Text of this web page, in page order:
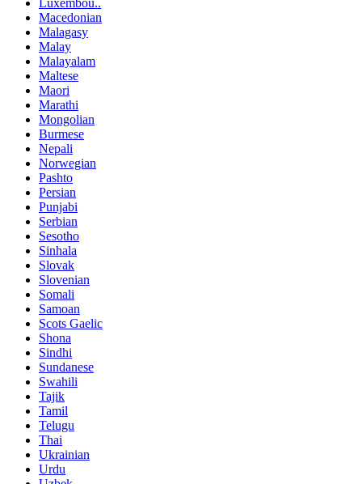
Macedonian
Malagasy
Malay
Malayalam
Maltese
Maori
Marathi
Mongolian
Burmese
Nepali
Norwegian
Pashto
Persian
Punjabi
Serbian
Sesotho
Sinhala
Slovak
Slovenian
Somali
Samoan
Scots Gaelic
Shona
Sindhi
Sundanese
Swahili
Tajik
Tamil
Telugu
Thai
Ukrainian
Urdu